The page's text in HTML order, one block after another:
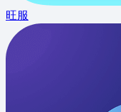
旺服